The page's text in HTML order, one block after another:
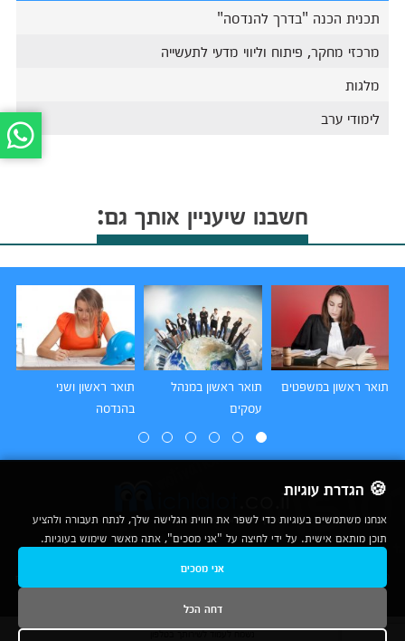
תכנית הכנה "בדרך להנדסה"
מרכזי מחקר, פיתוח וליווי מדעי לתעשייה
מלגות
לימודי ערב
חשבנו שיעניין אותך גם:
תואר ראשון במשפטים
תואר ראשון במנהל
עסקים
תואר ראשון ושני
בהנדסה
© כל הזכויות שמורות לחברת נרד אונליין בע"מ | מכללות|
נשמח לעמוד לשירותך בטלפון
🍪 הגדרת עוגיות
אנחנו משתמשים בעוגיות כדי לשפר את חווית הגלישה שלך, לנתח תעבורה ולהציע
תוכן מותאם אישית. על ידי לחיצה על "אני מסכים", אתה מאשר שימוש בעוגיות.
אני מסכים
דחה הכל